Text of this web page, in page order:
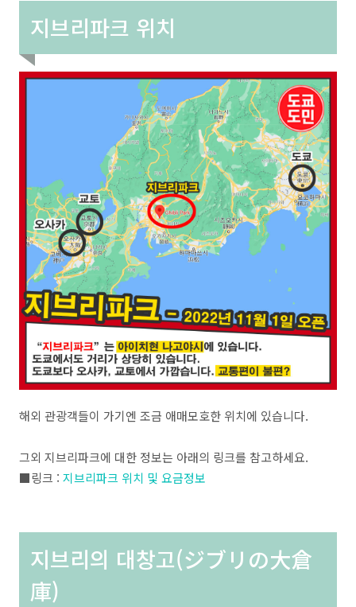
지브리파크 위치
해외 관광객들이 가기엔 조금 애매모호한 위치에 있습니다.
그외 지브리파크에 대한 정보는 아래의 링크를 참고하세요.
■링크 : 지브리파크 위치 및 요금정보
지브리의 대창고(ジブリの大倉
庫)